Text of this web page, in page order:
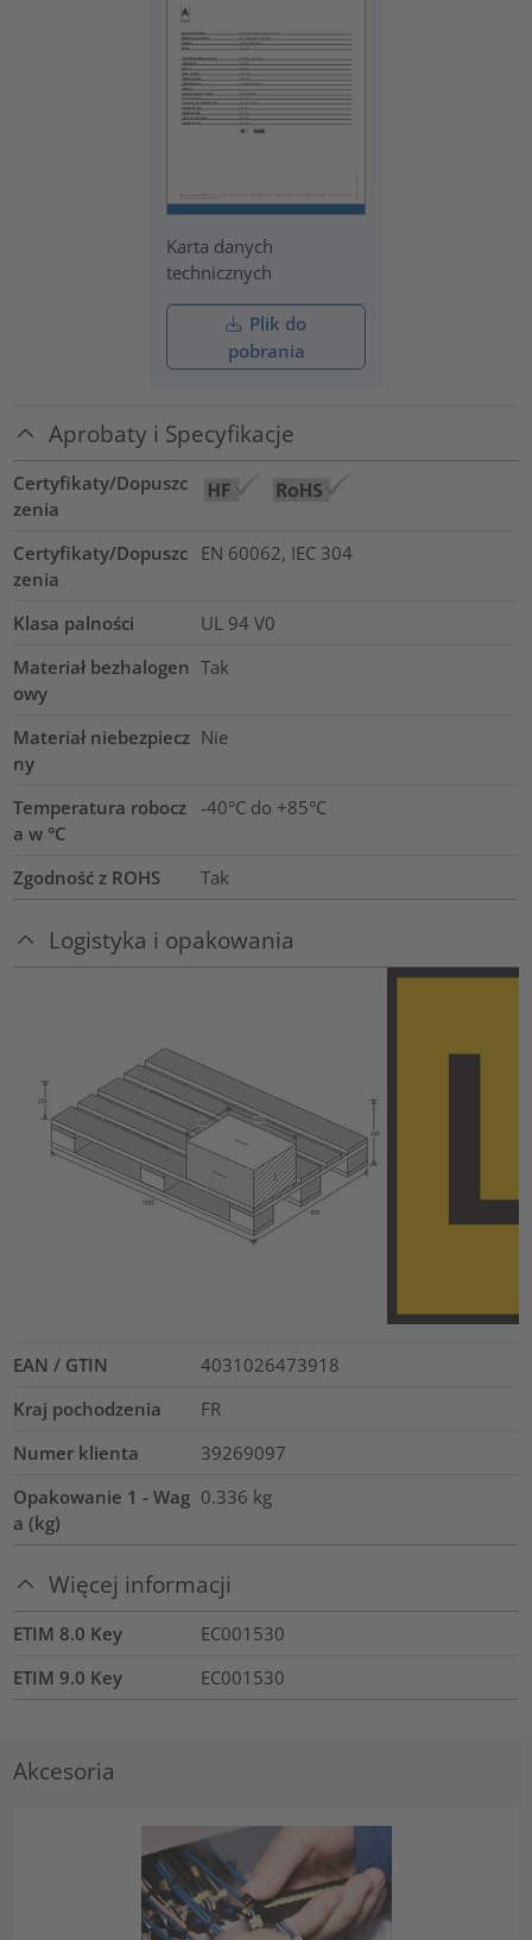
Karta danych
technicznych
Plik do
pobrania
Aprobaty i Specyfikacje
Certyfikaty/Dopuszc
zenia
Certyfikaty/Dopuszc
zenia
EN 60062, IEC 304
Klasa palności
UL 94 V0
Materiał bezhalogen
owy
Tak
Materiał niebezpiecz
ny
Nie
Temperatura robocz
a w °C
-40°C do +85°C
Zgodność z ROHS Tak
Logistyka i opakowania
EAN / GTIN
4031026473918
Kraj pochodzenia
FR
Numer klienta
39269097
Opakowanie 1 - Wag
a (kg)
0.336 kg
Więcej informacji
ETIM 8.0 Key
EC001530
ETIM 9.0 Key
EC001530
Akcesoria